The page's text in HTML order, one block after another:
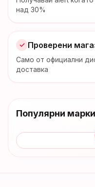
над 30%
✓ Проверени
Само от официални
доставка
Популярни